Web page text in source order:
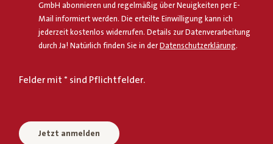
GmbH abonnieren und regelmäßig über Neuigkeiten per E-
Mail informiert werden. Die erteilte Einwilligung kann ich
jederzeit kostenlos widerrufen. Details zur Datenverarbeitung
durch Ja! Natürlich finden Sie in derDatenschutzerklärung.
Felder mit * sind Pflichtfelder.
Jetzt anmelden